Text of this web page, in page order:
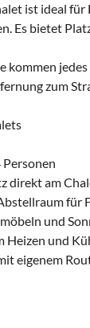
ist ideal
Es bietet
kommen
zum
direkt am
für
und
Heizen und
eigenem